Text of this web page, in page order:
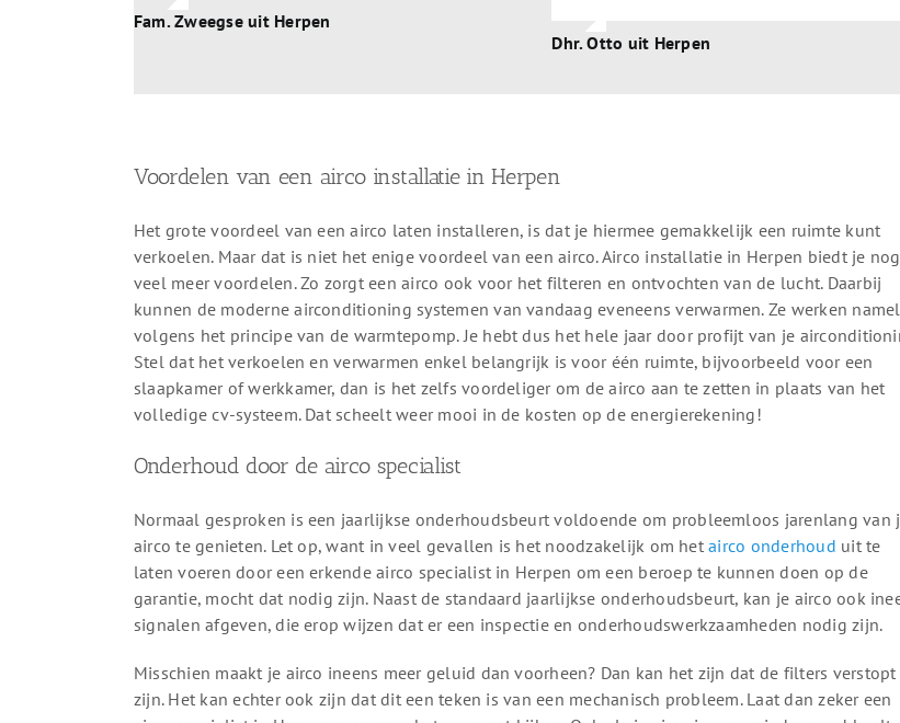
Fam. Zweegse uit Herpen
Dhr. Otto uit Herpen
Voordelen van een airco installatie in Herpen
Het grote voordeel van een airco laten installeren, is dat je hiermee gemakkelijk een ruimte kunt
verkoelen. Maar dat is niet het enige voordeel van een airco. Airco installatie in Herpen biedt je nog
veel meer voordelen. Zo zorgt een airco ook voor het filteren en ontvochten van de lucht. Daarbij
kunnen de moderne airconditioning systemen van vandaag eveneens verwarmen. Ze werken
volgens het principe van de warmtepomp. Je hebt dus het hele jaar door profijt van je
Stel dat het verkoelen en verwarmen enkel belangrijk is voor één ruimte, bijvoorbeeld voor een
slaapkamer of werkkamer, dan is het zelfs voordeliger om de airco aan te zetten in plaats van het
volledige cv-systeem. Dat scheelt weer mooi in de kosten op de energierekening!
Onderhoud door de airco specialist
Normaal gesproken is een jaarlijkse onderhoudsbeurt voldoende om probleemloos jarenlang van
airco te genieten. Let op, want in veel gevallen is het noodzakelijk om hetairco onderhoud uit te
laten voeren door een erkende airco specialist in Herpen om een beroep te kunnen doen op de
garantie, mocht dat nodig zijn. Naast de standaard jaarlijkse onderhoudsbeurt, kan je airco ook
signalen afgeven, die erop wijzen dat er een inspectie en onderhoudswerkzaamheden nodig zijn.
Misschien maakt je airco ineens meer geluid dan voorheen? Dan kan het zijn dat de filters verstopt
zijn. Het kan echter ook zijn dat dit een teken is van een mechanisch probleem. Laat dan zeker een